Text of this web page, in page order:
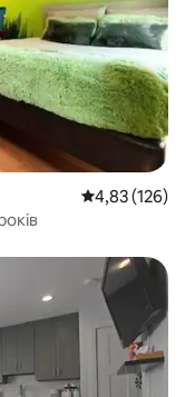
Середня
4,83 (126)